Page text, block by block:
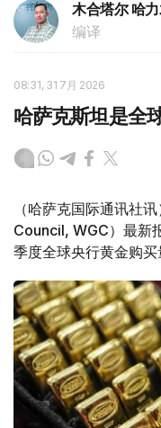
木合塔尔 哈
编译
08:31, 31 7月 2026
哈萨克斯坦是全
（哈萨克国际通讯社
Council, WGC）最新
季度全球央行黄金购买